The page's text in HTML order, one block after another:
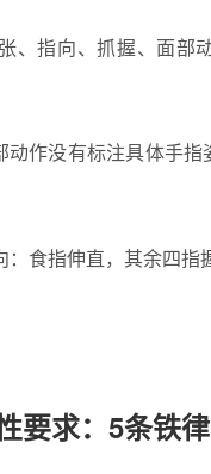
、指向、抓握、面部
动作没有标注具体手指
：食指伸直，其余四指
要求：5条铁律